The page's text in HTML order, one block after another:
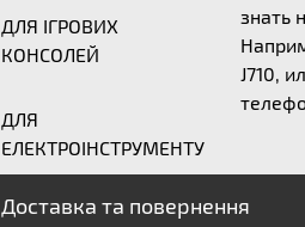
ДЛЯ ІГРОВИХ
КОНСОЛЕЙ
ДЛЯ
ЕЛЕКТРОІНСТРУМЕНТУ
знать
J710,
Доставка та повернення